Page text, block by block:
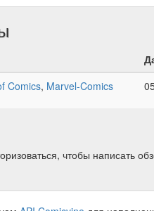
Comics, Marvel-Comics
чтобы написать